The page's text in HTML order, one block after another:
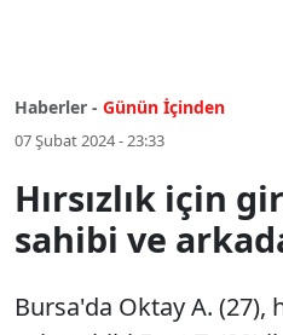
Haberler - Günün İçinden
07 Şubat 2024 - 23:33
Hırsızlık için
sahibi ve
Bursa'da Oktay A. (27),